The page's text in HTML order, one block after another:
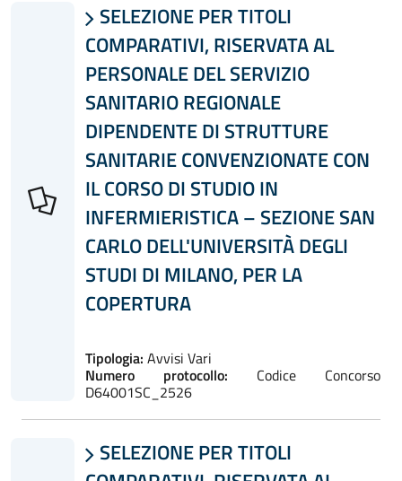
 SELEZIONE PER TITOLI
COMPARATIVI, RISERVATA AL
PERSONALE DEL SERVIZIO
SANITARIO REGIONALE
DIPENDENTE DI STRUTTURE
SANITARIE CONVENZIONATE CON
IL CORSO DI STUDIO IN
INFERMIERISTICA – SEZIONE SAN
CARLO DELL'UNIVERSITÀ DEGLI
STUDI DI MILANO, PER LA
COPERTURA
Tipologia: Avvisi Vari
Numero protocollo: Codice Concorso
D64001SC_2526
 SELEZIONE PER TITOLI